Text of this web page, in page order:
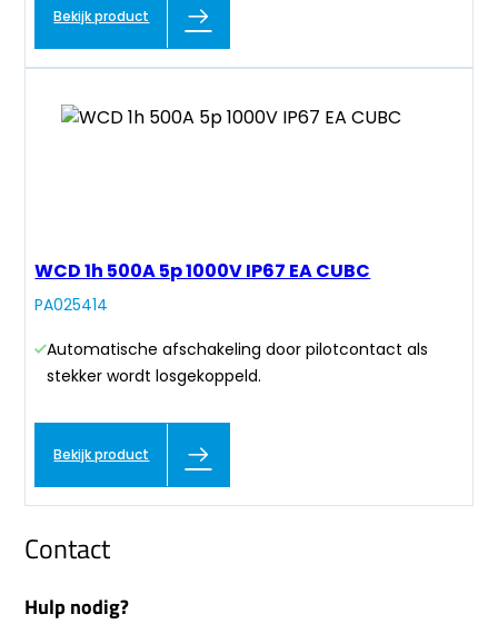
Bekijk product
WCD 1h 500A 5p 1000V IP67 EA CUBC
PA025414
Automatische afschakeling door pilotcontact als
stekker wordt losgekoppeld.
Bekijk product
Contact
Hulp nodig?